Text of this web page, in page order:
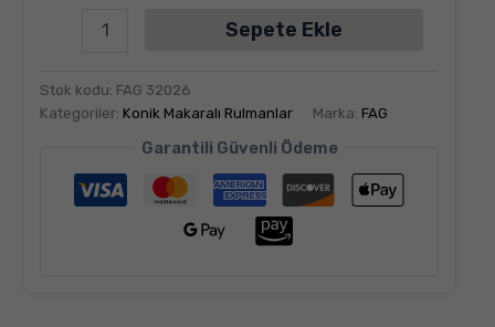
Sepete Ekle
Stok kodu: FAG 32026
Kategoriler: Konik Makaralı Rulmanlar Marka: FAG
Garantili Güvenli Ödeme